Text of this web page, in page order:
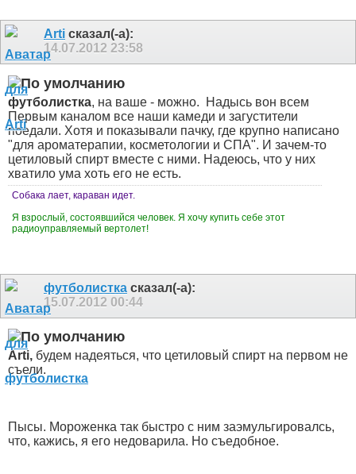
Arti сказал(-а):
14.07.2012 23:58
футболистка, на ваше - можно.
Надысь вон всем
Первым каналом все наши камеди и загустители
поедали. Хотя и показывали пачку, где крупно написано
"для ароматерапии, косметологии и СПА". И зачем-то
цетиловый спирт вместе с ними. Надеюсь, что у них
хватило ума хоть его не есть.
Собака лает, караван идет.
Я взрослый, состоявшийся человек. Я хочу купить себе этот
радиоуправляемый вертолет!
футболистка сказал(-а):
15.07.2012 00:44
Arti, будем надеяться, что цетиловый спирт на первом не
съели.
Пысы. Мороженка так быстро с ним заэмульгировалсь,
что, кажись, я его недоварила. Но съедобное.